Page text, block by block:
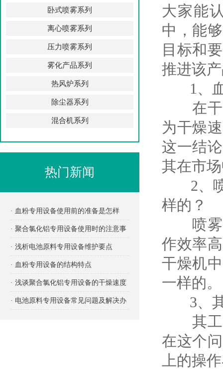
卧式喷雾系列
离心喷雾系列
压力喷雾系列
雾化产品系列
热风炉系列
除尘器系列
混合机系列
热门新闻
· 血粉专用设备使用前的准备是怎样
的？
· 聚合氯化铝专用设备使用时的注意事
项有哪些？
· 浅析电池原料专用设备维护要点
· 血粉专用设备的结构特点
· 浅谈聚合氯化铝专用设备的干燥速度
· 电池原料专用设备常见问题及解决办
大家能
中，能
目标和
推进该
1、血
在干燥
为干燥
这一结
其在市
2、喷
样的？
喷雾干
作效率
干燥机
一样的。
3、其
其工艺
在这个
上的操